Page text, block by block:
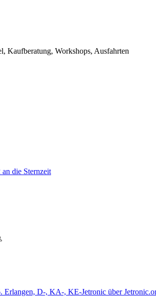
D-, KA-, KE-Jetronic über Jetronic.org